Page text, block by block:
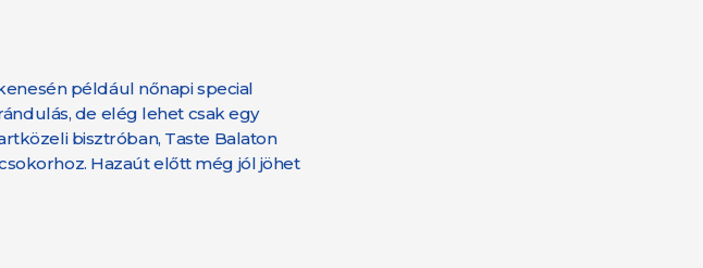
például nőnapi special
de elég lehet csak egy
bisztróban, Taste Balaton
Hazaút előtt még jól jöhet